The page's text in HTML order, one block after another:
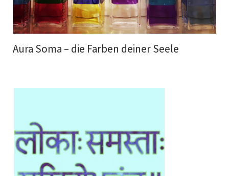
Aura Soma – die Farben deiner Seele